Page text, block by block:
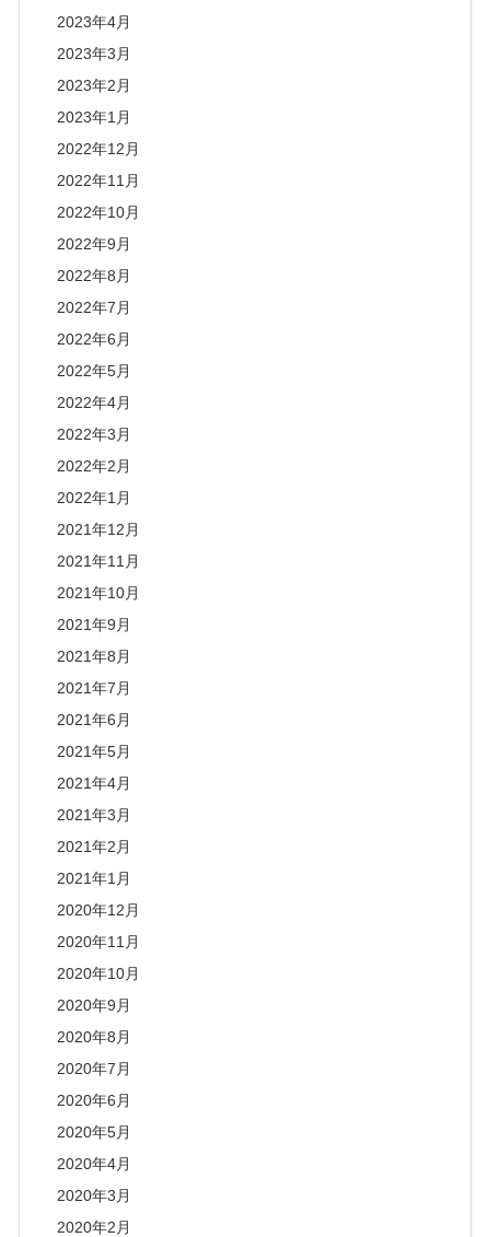
2023年4月
2023年3月
2023年2月
2023年1月
2022年12月
2022年11月
2022年10月
2022年9月
2022年8月
2022年7月
2022年6月
2022年5月
2022年4月
2022年3月
2022年2月
2022年1月
2021年12月
2021年11月
2021年10月
2021年9月
2021年8月
2021年7月
2021年6月
2021年5月
2021年4月
2021年3月
2021年2月
2021年1月
2020年12月
2020年11月
2020年10月
2020年9月
2020年8月
2020年7月
2020年6月
2020年5月
2020年4月
2020年3月
2020年2月